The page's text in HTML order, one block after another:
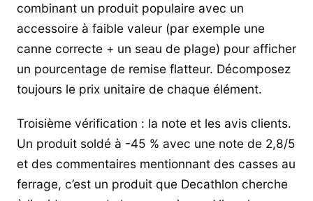
combinant un produit populaire avec un
accessoire à faible valeur (par exemple une
canne correcte + un seau de plage) pour afficher
un pourcentage de remise flatteur. Décomposez
toujours le prix unitaire de chaque élément.
Troisième vérification : la note et les avis clients.
Un produit soldé à -45 % avec une note de 2,8/5
et des commentaires mentionnant des casses au
ferrage, c’est un produit que Decathlon cherche